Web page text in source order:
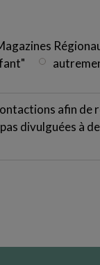
afin de
divulguées à